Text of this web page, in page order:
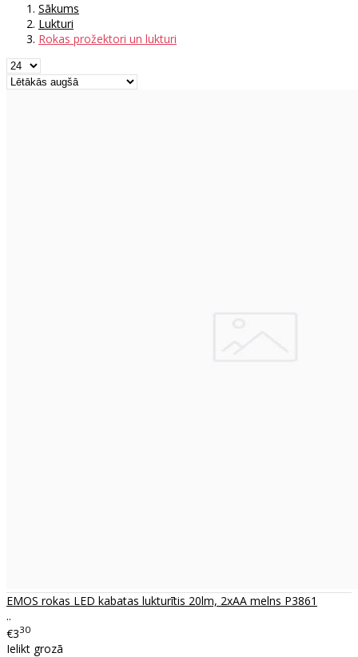
Sākums
Lukturi
Rokas prožektori un lukturi
EMOS rokas LED kabatas lukturītis 20lm, 2xAA melns P3861
..
€330
Ielikt grozā